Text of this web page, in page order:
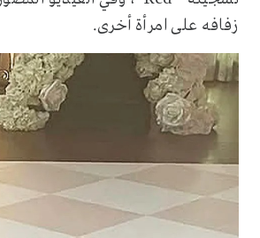
زفافه على امرأة أخرى.